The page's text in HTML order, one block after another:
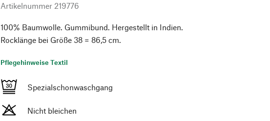
Artikelnummer 219776
100% Baumwolle. Gummibund. Hergestellt in Indien.
Rocklänge bei Größe 38 = 86,5 cm.
Pflegehinweise Textil
Spezialschonwaschgang
Nicht bleichen